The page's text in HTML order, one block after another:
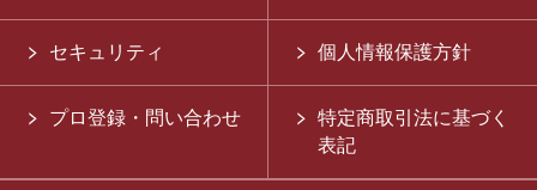
セキュリティ 個人情報保護方針
プロ登録・問い合わせ
特定商取引法に基づく
表記